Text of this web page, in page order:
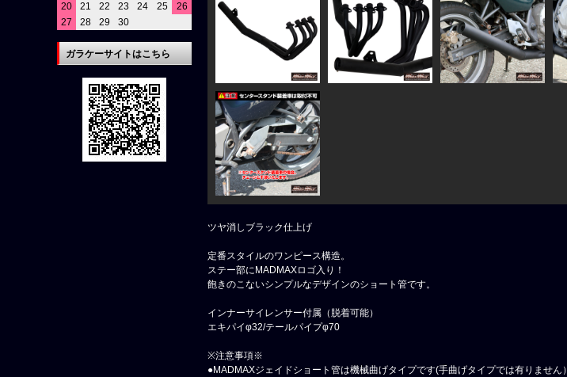
ツヤ消しブラック仕上げ
定番スタイルのワンピース構造。
ステー部にMADMAXロゴ入り！
飽きのこないシンプルなデザインのショート管です。
インナーサイレンサー付属（脱着可能）
エキパイφ32/テールパイプφ70
※注意事項※
●MADMAXジェイドショート管は機械曲げタイプです(手曲げタイプでは有りません）
20
21 22 23 24 25
26
27
28 29 30
ガラケーサイトはこちら